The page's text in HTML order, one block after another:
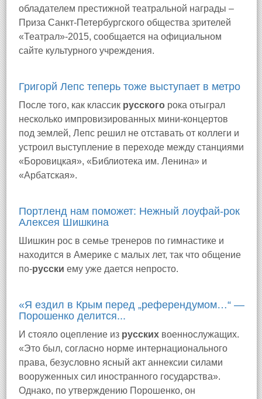
обладателем престижной театральной награды –
Приза Санкт-Петербургского общества зрителей
«Театрал»-2015, сообщается на официальном
сайте культурного учреждения.
Григорй Лепс теперь тоже выступает в метро
После того, как классик русского рока отыграл
несколько импровизированных мини-концертов
под землей, Лепс решил не отставать от коллеги и
устроил выступление в переходе между станциями
«Боровицкая», «Библиотека им. Ленина» и
«Арбатская».
Портленд нам поможет: Нежный лоуфай-рок
Алексея Шишкина
Шишкин рос в семье тренеров по гимнастике и
находится в Америке с малых лет, так что общение
по-русски ему уже дается непросто.
«Я ездил в Крым перед „референдумом…“ —
Порошенко делится...
И стояло оцепление из русских военнослужащих.
«Это был, согласно норме интернационального
права, безусловно ясный акт аннексии силами
вооруженных сил иностранного государства».
Однако, по утверждению Порошенко, он